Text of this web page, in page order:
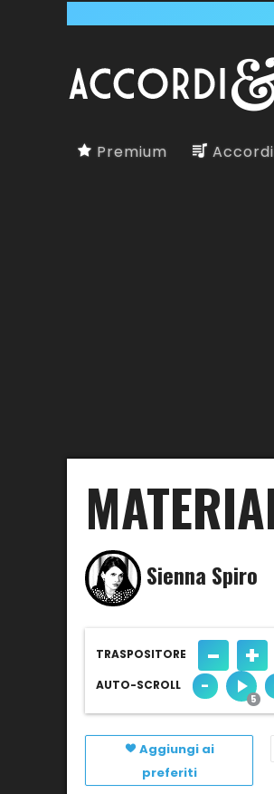
Premium Accordi
Sienna Spiro
TRASPOSITORE - +
AUTO-SCROLL -
Aggiungi ai
preferiti